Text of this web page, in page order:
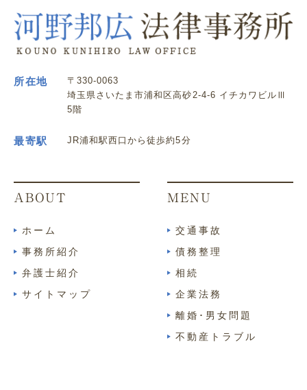
所在地
〒330-0063
埼玉県さいたま市浦和区高砂2-4-6 イチカワビルⅢ
5階
最寄駅 JR浦和駅西口から徒歩約5分
ABOUT
ホーム
事務所紹介
弁護士紹介
サイトマップ
MENU
交通事故
債務整理
相続
企業法務
離婚･男女問題
不動産トラブル